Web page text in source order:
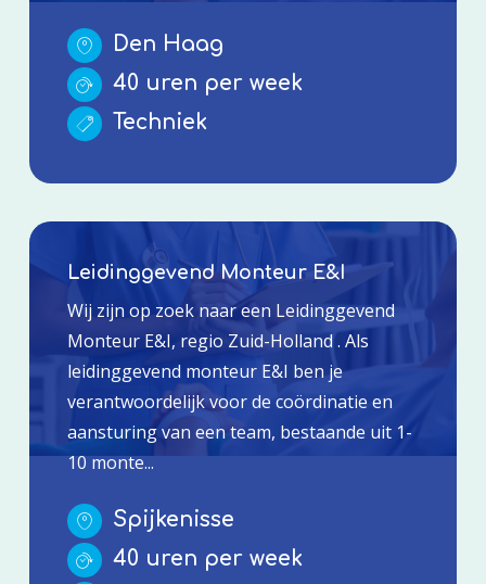
Den Haag
40 uren per week
Techniek
Leidinggevend Monteur E&I
Wij zijn op zoek naar een Leidinggevend
Monteur E&I, regio Zuid-Holland . Als
leidinggevend monteur E&I ben je
verantwoordelijk voor de coördinatie en
aansturing van een team, bestaande uit 1-
10 monte...
Spijkenisse
40 uren per week